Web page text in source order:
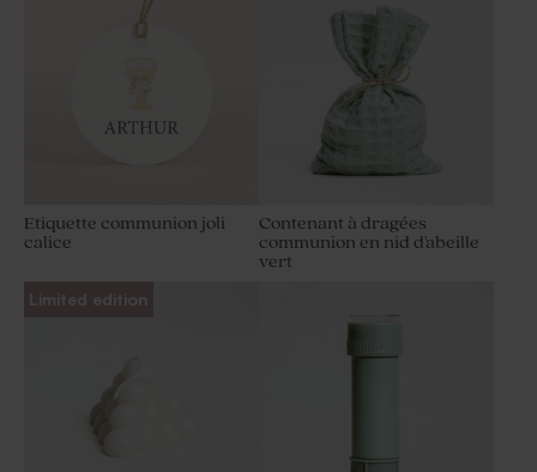
Etiquette communion joli
calice
Contenant à dragées
communion en nid d'abeille
vert
Limited edition